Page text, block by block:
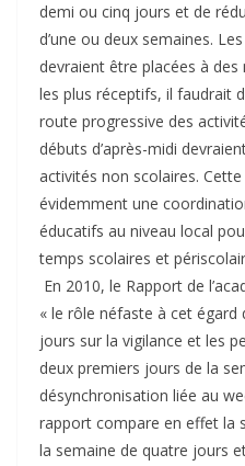
demi ou cinq jours et de
d’une ou deux semaines.
devraient être placées à
les plus réceptifs, il faudrait
route progressive des
débuts d’après-midi
activités non scolaires.
évidemment une
éducatifs au niveau local
temps scolaires et
En 2010, le Rapport de
« le rôle néfaste à cet
jours sur la vigilance et les
deux premiers jours de la
désynchronisation liée au
rapport compare en effet la
la semaine de quatre jours